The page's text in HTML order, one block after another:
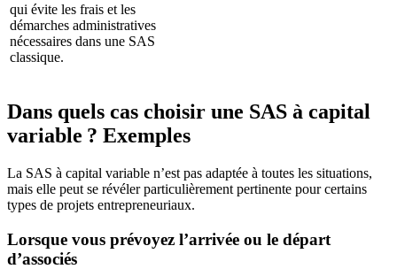
qui évite les frais et les
démarches administratives
nécessaires dans une SAS
classique.
Dans quels cas choisir une SAS à capital
variable ? Exemples
La SAS à capital variable n’est pas adaptée à toutes les situations,
mais elle peut se révéler particulièrement pertinente pour certains
types de projets entrepreneuriaux.
Lorsque vous prévoyez l’arrivée ou le départ
d’associés